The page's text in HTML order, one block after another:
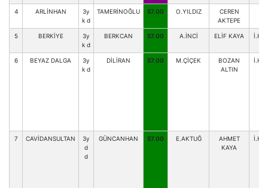
4 ARLİNHAN
3y
k d
TAMERİNOĞLU 57.00 O.YILDIZ
CEREN
AKTEPE
5 BERKİYE
3y
k d
BERKCAN 57.00 A.İNCİ ELİF KAYA
6 BEYAZ DALGA
3y
k d
DİLİRAN 57.00 M.ÇİÇEK
BOZAN
ALTIN
7 CAVİDANSULTAN
3y
d
d
GÜNCANHAN 57.00 E.AKTUĞ
AHMET
KAYA